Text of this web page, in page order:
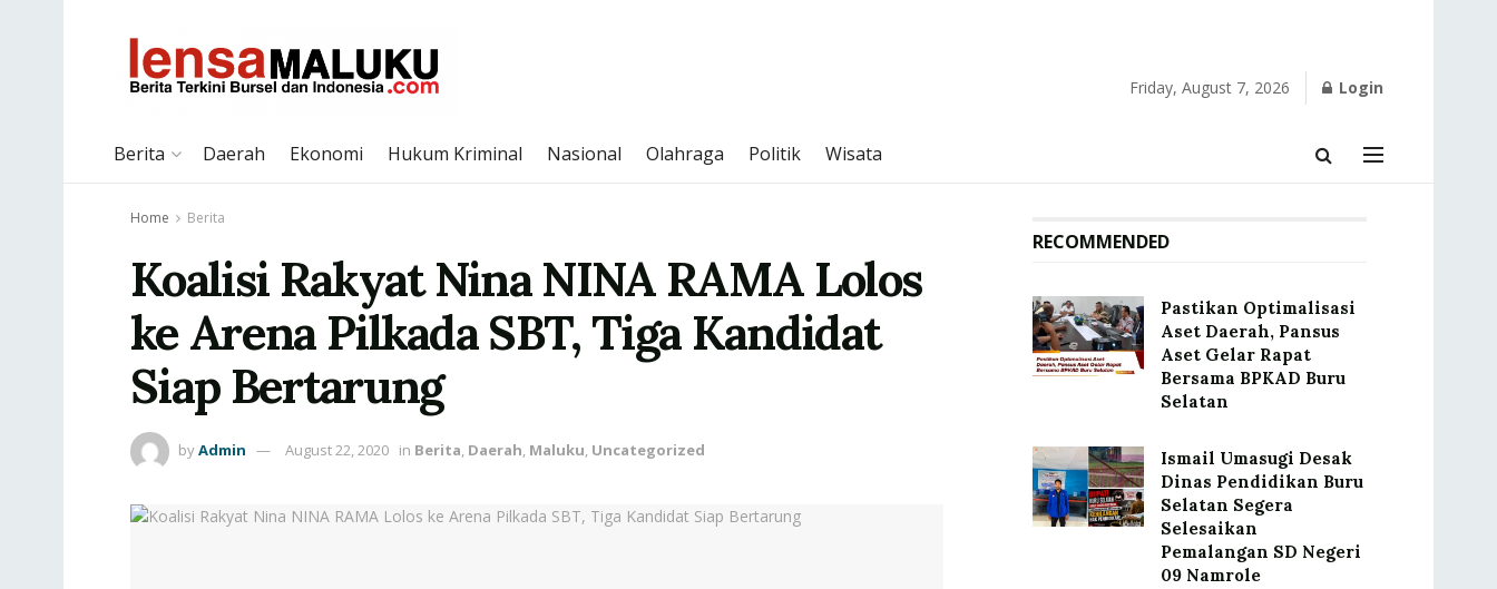
Friday, August 7, 2026 Login
Berita Daerah Ekonomi Hukum Kriminal Nasional Olahraga Politik Wisata
Home Berita
Koalisi Rakyat Nina NINA RAMA Lolos
ke Arena Pilkada SBT, Tiga Kandidat
Siap Bertarung
byAdmin August 22, 2020 in Berita, Daerah, Maluku, Uncategorized
RECOMMENDED
Pastikan Optimalisasi
Aset Daerah, Pansus
Aset Gelar Rapat
Bersama BPKAD Buru
Selatan
Ismail Umasugi Desak
Dinas Pendidikan Buru
Selatan Segera
Selesaikan
Pemalangan SD Negeri
09 Namrole